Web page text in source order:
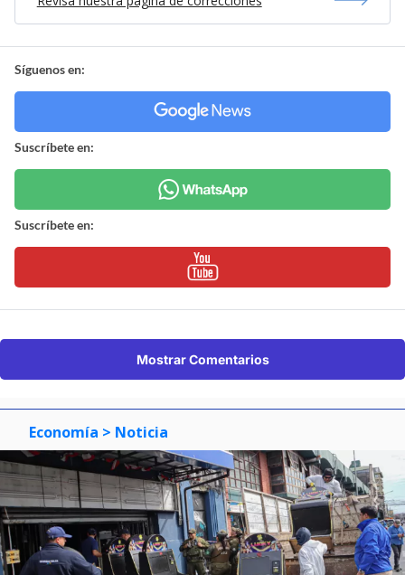
Síguenos en:
Suscríbete en:
Suscríbete en:
Mostrar Comentarios
Economía > Noticia